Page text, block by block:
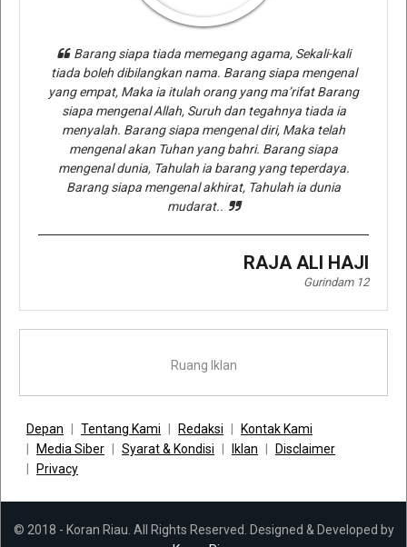
Barang siapa tiada memegang agama, Sekali-kali
tiada boleh dibilangkan nama. Barang siapa mengenal
yang empat, Maka ia itulah orang yang ma’rifat Barang
siapa mengenal Allah, Suruh dan tegahnya tiada ia
menyalah. Barang siapa mengenal diri, Maka telah
mengenal akan Tuhan yang bahri. Barang siapa
mengenal dunia, Tahulah ia barang yang teperdaya.
Barang siapa mengenal akhirat, Tahulah ia dunia
mudarat..
RAJA ALI HAJI
Gurindam 12
Ruang Iklan
Depan Tentang Kami Redaksi
Kontak Kami
Media Siber
Syarat & Kondisi Iklan
Disclaimer
Privacy
© 2018 - Koran Riau. All Rights Reserved. Designed & Developed by